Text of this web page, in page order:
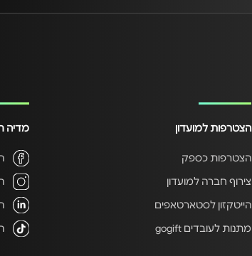
הצטרפות למועדון
הצטרפות כספק
צירוף חברה למועדון
הייטקזון לסטארטאפים
מתנות לעובדים gogift
מדיה